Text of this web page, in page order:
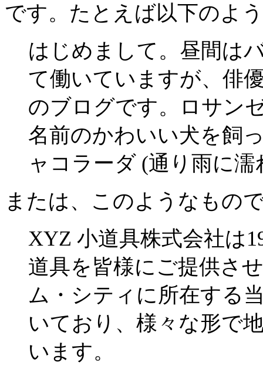
です。たとえば以下のよ
はじめまして。昼間は
て働いていますが、俳
のブログです。ロサン
名前のかわいい犬を飼
ャコラーダ (通り雨に
または、このようなもの
XYZ 小道具株式会社は
道具を皆様にご提供さ
ム・シティに所在する
いており、様々な形で
います。